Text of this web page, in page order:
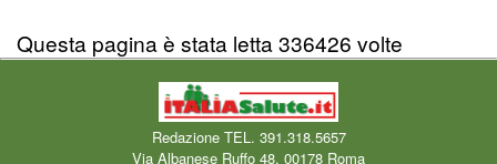
Questa pagina è stata letta 336426 volte
Redazione TEL. 391.318.5657
Via Albanese Ruffo 48, 00178 Roma